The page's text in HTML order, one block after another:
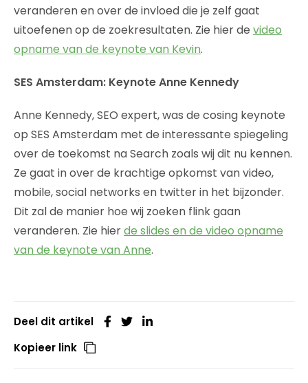
veranderen en over de invloed die je zelf gaat
uitoefenen op de zoekresultaten. Zie hier de video
opname van de keynote van Kevin.
SES Amsterdam: Keynote Anne Kennedy
Anne Kennedy, SEO expert, was de cosing keynote
op SES Amsterdam met de interessante spiegeling
over de toekomst na Search zoals wij dit nu kennen.
Ze gaat in over de krachtige opkomst van video,
mobile, social networks en twitter in het bijzonder.
Dit zal de manier hoe wij zoeken flink gaan
veranderen. Zie hierde slides en de video opname
van de keynote van Anne.
Deel dit artikel
Kopieer link